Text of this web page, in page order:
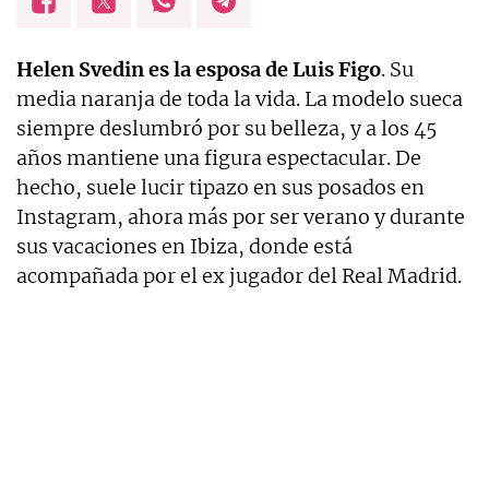
Helen Svedin es la esposa de Luis Figo. Su
media naranja de toda la vida. La modelo sueca
siempre deslumbró por su belleza, y a los 45
años mantiene una figura espectacular. De
hecho, suele lucir tipazo en sus posados en
Instagram, ahora más por ser verano y durante
sus vacaciones en Ibiza, donde está
acompañada por el ex jugador del Real Madrid.